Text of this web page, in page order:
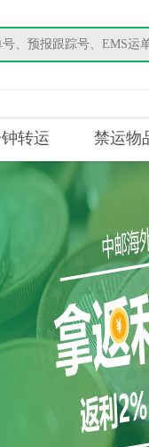
转运 禁运物